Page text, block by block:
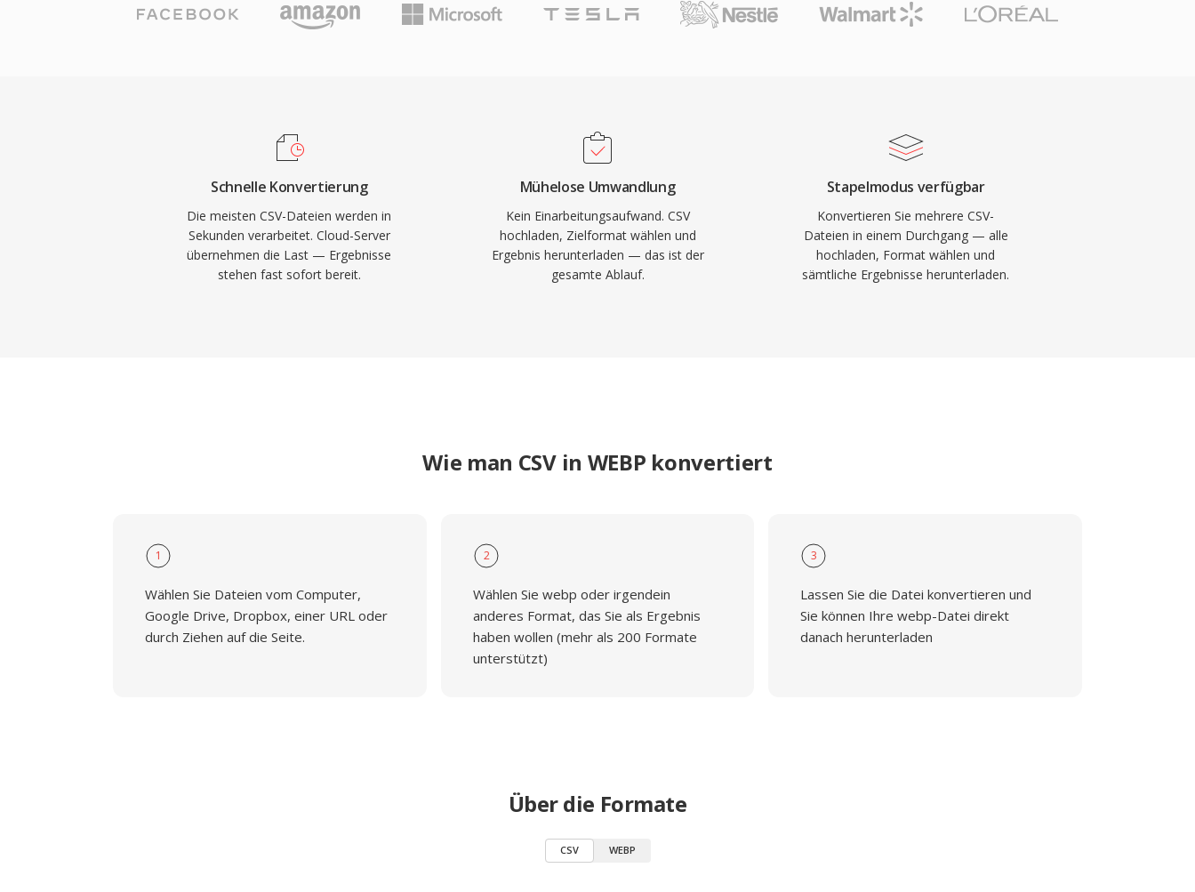
Schnelle Konvertierung
Die meisten CSV-Dateien werden in
Sekunden verarbeitet. Cloud-Server
übernehmen die Last — Ergebnisse
stehen fast sofort bereit.
Mühelose Umwandlung
Kein Einarbeitungsaufwand. CSV
hochladen, Zielformat wählen und
Ergebnis herunterladen — das ist der
gesamte Ablauf.
Stapelmodus verfügbar
Konvertieren Sie mehrere CSV-
Dateien in einem Durchgang — alle
hochladen, Format wählen und
sämtliche Ergebnisse herunterladen.
Wie man CSV in WEBP konvertiert
1
Wählen Sie Dateien vom Computer,
Google Drive, Dropbox, einer URL oder
durch Ziehen auf die Seite.
2
Wählen Sie webp oder irgendein
anderes Format, das Sie als Ergebnis
haben wollen (mehr als 200 Formate
unterstützt)
3
Lassen Sie die Datei konvertieren und
Sie können Ihre webp-Datei direkt
danach herunterladen
Über die Formate
CSV WEBP